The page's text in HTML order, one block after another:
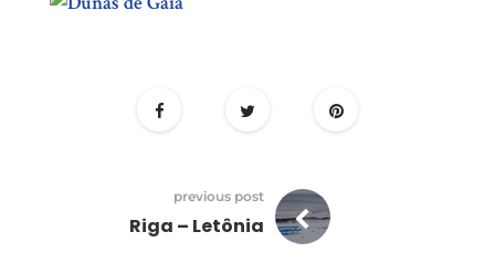
de
previous post
Riga – Letônia